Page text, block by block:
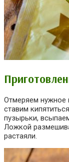
Отмеряем нужное
ставим
пузырьки,
Ложкой
растаяли.